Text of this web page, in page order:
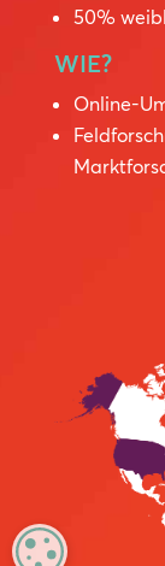
50%
WIE?
Online-
MANAGE